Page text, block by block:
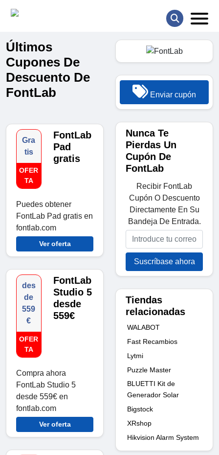
Últimos
Cupones De
Descuento De
FontLab
Gra
tis
OFER
TA
FontLab
Pad
gratis
Puedes obtener
FontLab Pad gratis en
fontlab.com
Ver oferta
des
de
559
€
OFER
TA
FontLab
Studio 5
desde
559€
Compra ahora
FontLab Studio 5
desde 559€ en
fontlab.com
Ver oferta
Enviar cupón
Nunca Te
Pierdas Un
Cupón De
FontLab
Recibir FontLab
Cupón O Descuento
Directamente En Su
Bandeja De Entrada.
Suscríbase ahora
Tiendas
relacionadas
WALABOT
Fast Recambios
Lytmi
Puzzle Master
BLUETTI Kit de
Generador Solar
Bigstock
XRshop
Hikvision Alarm System